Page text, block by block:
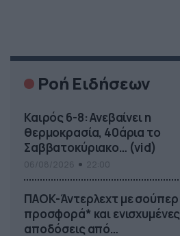
Ροή Ειδήσεων
Καιρός 6-8: Ανεβαίνει η
θερμοκρασία, 40άρια το
Σαββατοκύριακο… (vid)
ΠΑΟΚ-Άντερλεχτ με σούπερ
προσφορά* και ενισχυμένες
αποδόσεις από